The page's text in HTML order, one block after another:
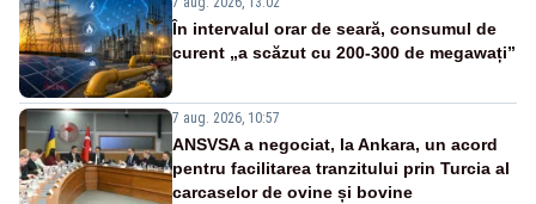
În intervalul orar de seară, consumul de
curent „a scăzut cu 200-300 de megawați”
7 aug. 2026, 10:57
ANSVSA a negociat, la Ankara, un acord
pentru facilitarea tranzitului prin Turcia al
carcaselor de ovine și bovine